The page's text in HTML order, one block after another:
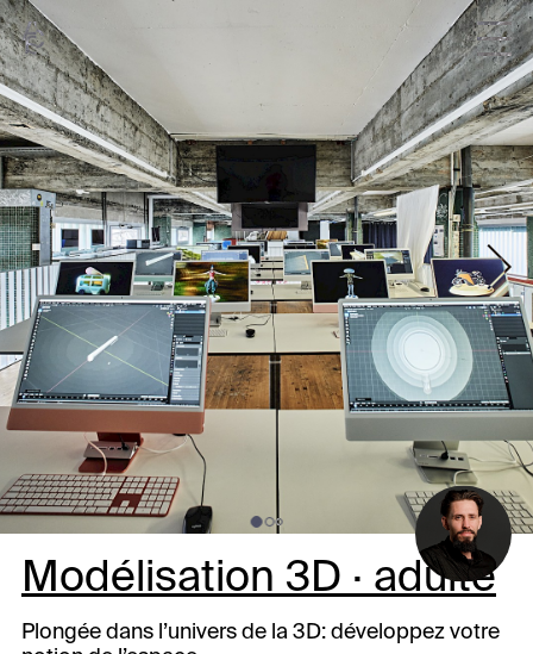
Modélisation 3D · adulte
Plongée dans l’univers de la 3D: développez votre